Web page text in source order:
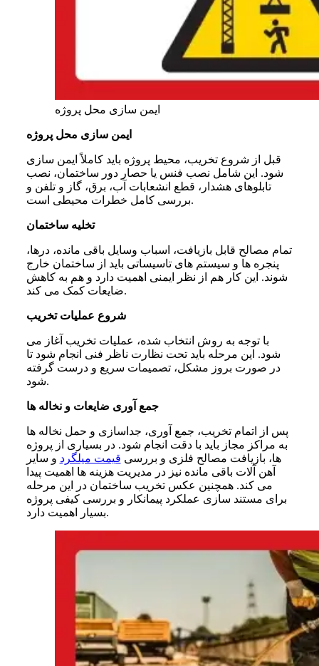
ایمن سازی محل پروژه
ایمن سازی محل پروژه
قبل از شروع تخریب، محیط پروژه باید کاملاً ایمن سازی
شود. این شامل نصب فنس یا حصار دور ساختمان، نصب
تابلوهای هشدار، قطع انشعابات آب، برق، گاز و تلفن و
بررسی کامل خطرات محیطی است.
تخلیه ساختمان
تمام مصالح قابل بازیافت، اسباب وسایل باقی مانده، درها،
پنجره ها و سیستم های تاسیساتی باید از ساختمان خارج
شوند. این کار هم از نظر ایمنی اهمیت دارد و هم به کاهش
ضایعات کمک می کند.
شروع عملیات تخریب
با توجه به روش انتخاب شده، عملیات تخریب آغاز می
شود. این مرحله باید تحت نظارت ناظر فنی انجام شود تا
در صورت بروز مشکل، تصمیمات سریع و درست گرفته
شود.
جمع آوری ضایعات و نخاله ها
پس از اتمام تخریب، جمع آوری، جداسازی و حمل نخاله ها
به مراکز مجاز باید با دقت انجام شود. در بسیاری از پروژه
ها، بازیافت مصالح فلزی و بررسی قیمت میلگرد و سایر
آهن آلات باقی مانده نیز در مدیریت هزینه ها اهمیت پیدا
می کند. همچنین عکس تخریب ساختمان در این مرحله
برای مستند سازی عملکرد پیمانکار و بررسی کیفی پروژه
بسیار اهمیت دارد.